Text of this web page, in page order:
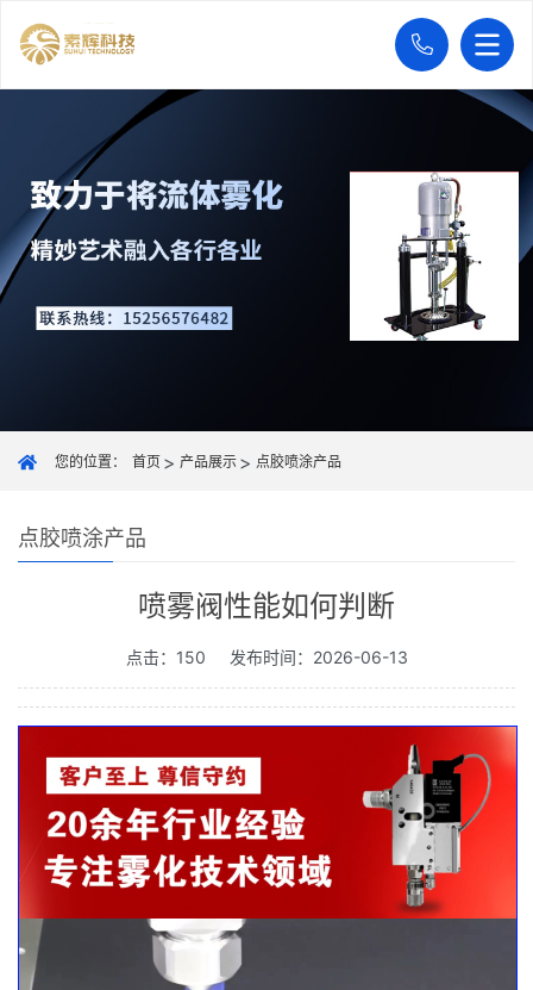
您的位置： 首页 产品展示 点胶喷涂产品
点胶喷涂产品
喷雾阀性能如何判断
点击：150 发布时间：2026-06-13